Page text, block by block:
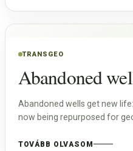
TRANSGEO
Abandoned
Abandoned wells get new
now being repurposed for
TOVÁBB OLVASOM